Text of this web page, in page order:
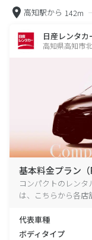
高知駅から 142m
日産レンタ
高知県高知市
基本料金プラン（
コンパクトのレン
は、こちらから各店
代表車種
ボディタイプ